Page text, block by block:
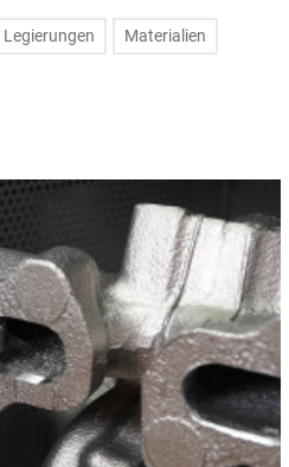
Legierungen Materialien